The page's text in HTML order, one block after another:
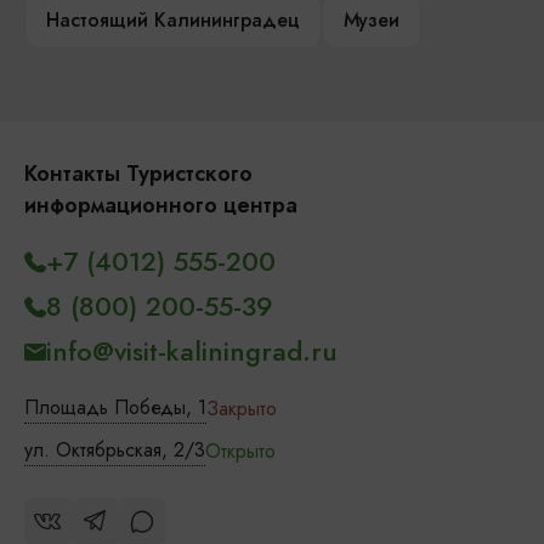
Настоящий Калининградец
Музеи
Контакты Туристского
информационного центра
Площадь Победы, 1Закрыто
ул. Октябрьская, 2/3Открыто
+7 (4012) 555-200
8 (800) 200-55-39
info@visit-kaliningrad.ru